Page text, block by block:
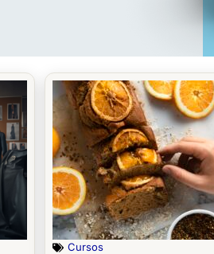
Cursos